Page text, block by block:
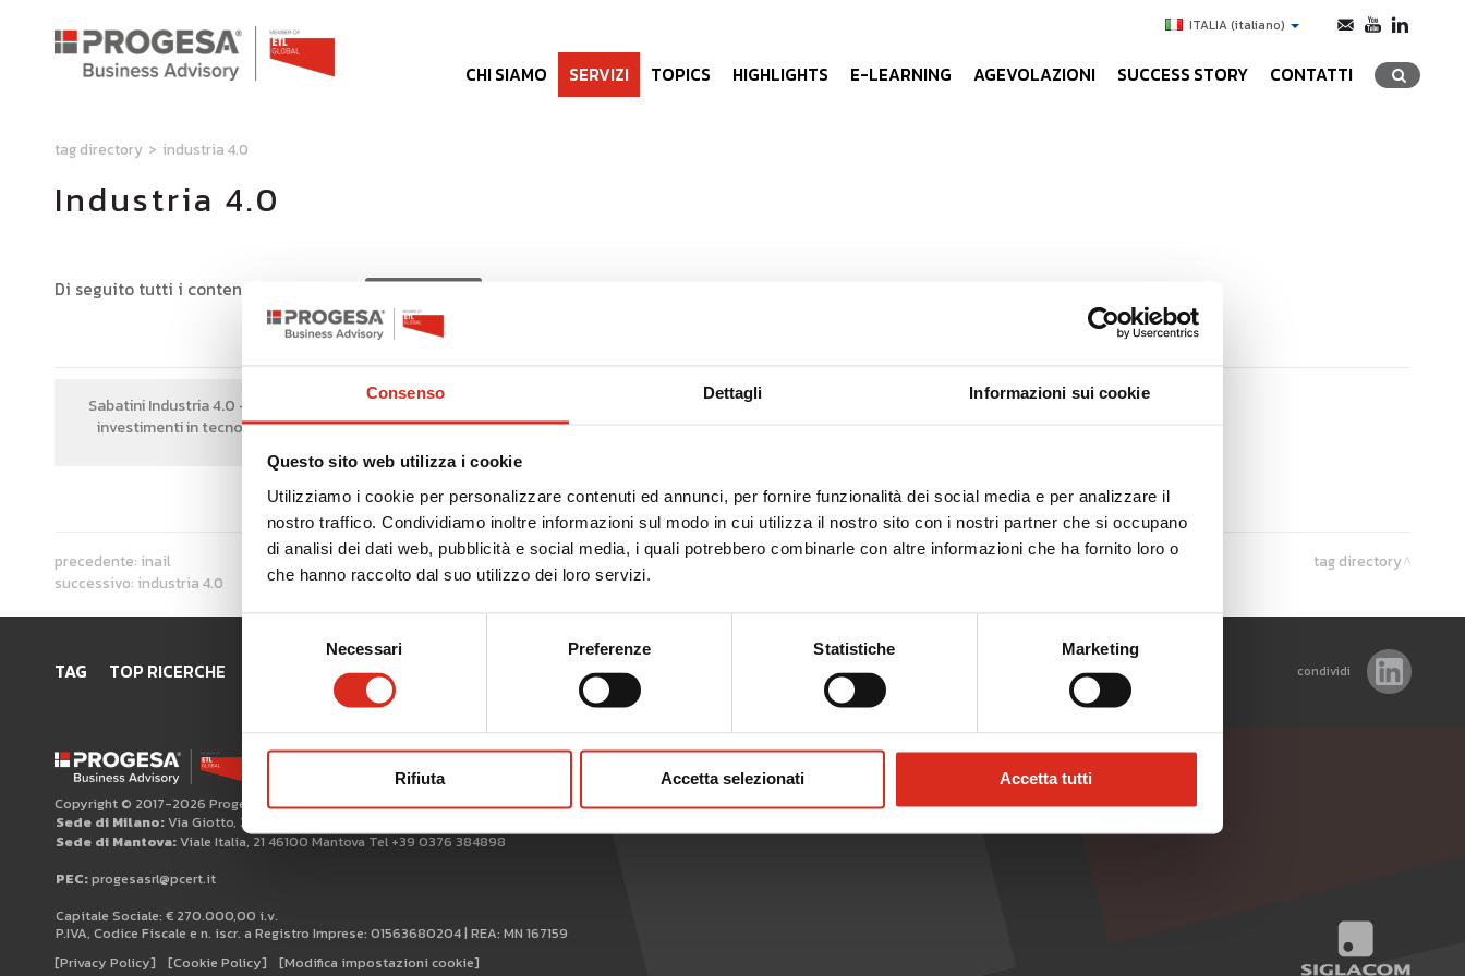
Consenso Dettagli Informazioni sui cookie
Questo sito web utilizza i cookie
Utilizziamo i cookie per personalizzare contenuti ed annunci, per fornire funzionalità dei social media e per analizzare il
nostro traffico. Condividiamo inoltre informazioni sul modo in cui utilizza il nostro sito con i nostri partner che si occupano
di analisi dei dati web, pubblicità e social media, i quali potrebbero combinarle con altre informazioni che ha fornito loro o
che hanno raccolto dal suo utilizzo dei loro servizi.
Necessari Preferenze Statistiche Marketing
Rifiuta Accetta selezionati Accetta tutti
ITALIA(italiano)
CHI SIAMO SERVIZI TOPICS HIGHLIGHTS E-LEARNING AGEVOLAZIONI SUCCESS STORY CONTATTI
tag directory > industria 4.0
Industria 4.0
Di seguito tutti i contenuti taggati con: Industria 4.0
Sabatini Industria 4.0 - Incentivi agli
investimenti in tecnologie digitali
Industria 4.0- Iperammortamento al
250%
precedente: inail
successivo: industria 4.0
tag directory
TAG TOP RICERCHE AREA RISERVATA WHISTLEBLOWING condividi
Copyright © 2017-2026 Progesa Spa
Sede di Milano:Via Giotto, 3 20145 Milano
Sede di Mantova:Viale Italia, 21 46100 Mantova Tel +39 0376 384898
PEC:progesasrl@pcert.it
Capitale Sociale: € 270.000,00 i.v.
P.IVA, Codice Fiscale e n. iscr. a Registro Imprese: 01563680204 | REA: MN 167159
[Privacy Policy]
[Cookie Policy] [Modifica impostazioni cookie]